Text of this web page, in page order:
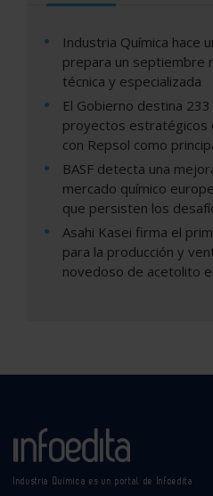
Industria Química hace
prepara un septiembre
técnica y especializada
El Gobierno destina
proyectos estratégicos
con Repsol como
BASF detecta una
mercado químico
que persisten los
Asahi Kasei firma el
para la producción y
novedoso de acetolito
Industria Química es un portal de Infoedita